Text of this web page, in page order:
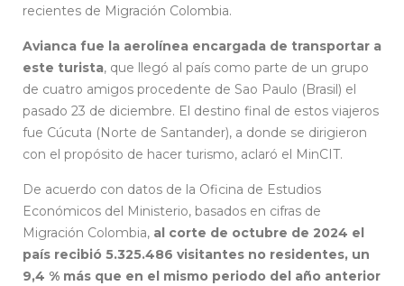
recientes de Migración Colombia.
Avianca fue la aerolínea encargada de transportar a
este turista, que llegó al país como parte de un grupo
de cuatro amigos procedente de Sao Paulo (Brasil) el
pasado 23 de diciembre. El destino final de estos viajeros
fue Cúcuta (Norte de Santander), a donde se dirigieron
con el propósito de hacer turismo, aclaró el MinCIT.
De acuerdo con datos de la Oficina de Estudios
Económicos del Ministerio, basados en cifras de
Migración Colombia, al corte de octubre de 2024 el
país recibió 5.325.486 visitantes no residentes, un
9,4 % más que en el mismo periodo del año anterior